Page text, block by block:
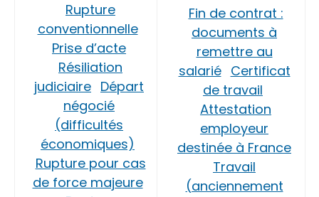
Rupture
conventionnelle
Prise d’acte
Résiliation
judiciaire Départ
négocié
(difficultés
économiques)
Rupture pour cas
de force majeure
Fin de contrat :
documents à
remettre au
salarié Certificat
de travail
Attestation
employeur
destinée à France
Travail
(anciennement